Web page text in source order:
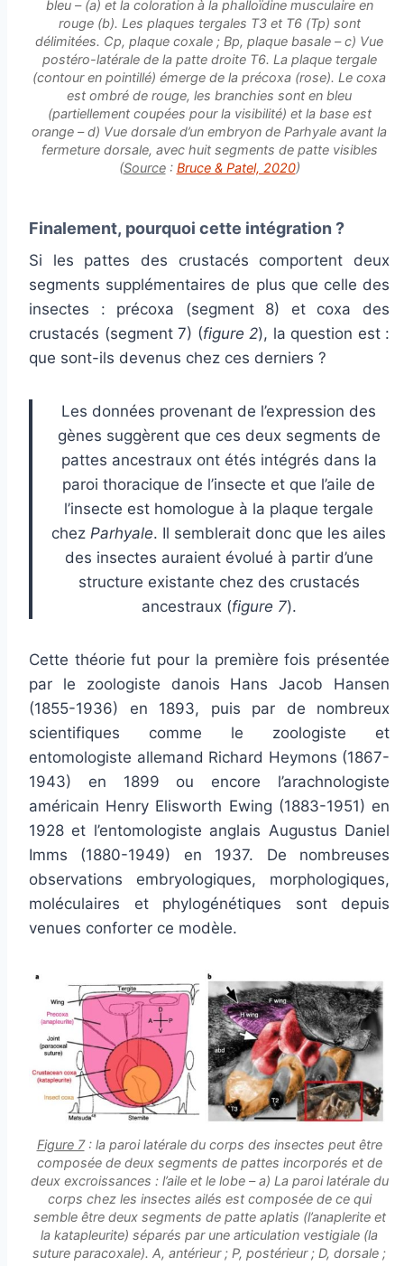
bleu – (a) et la coloration à la phalloïdine musculaire en
rouge (b). Les plaques tergales T3 et T6 (Tp) sont
délimitées. Cp, plaque coxale ; Bp, plaque basale – c) Vue
postéro-latérale de la patte droite T6. La plaque tergale
(contour en pointillé) émerge de la précoxa (rose). Le coxa
est ombré de rouge, les branchies sont en bleu
(partiellement coupées pour la visibilité) et la base est
orange – d) Vue dorsale d’un embryon de Parhyale avant la
fermeture dorsale, avec huit segments de patte visibles
(Source: Bruce & Patel, 2020)
Finalement, pourquoi cette intégration ?
Si les pattes des crustacés comportent deux
segments supplémentaires de plus que celle des
insectes : précoxa (segment 8) et coxa des
crustacés (segment 7) (figure 2), la question est :
que sont-ils devenus chez ces derniers ?
Les données provenant de l’expression des
gènes suggèrent que ces deux segments de
pattes ancestraux ont étés intégrés dans la
paroi thoracique de l’insecte et que l’aile de
l’insecte est homologue à la plaque tergale
chez Parhyale. Il semblerait donc que les ailes
des insectes auraient évolué à partir d’une
structure existante chez des crustacés
ancestraux (figure 7).
Cette théorie fut pour la première fois présentée
par le zoologiste danois Hans Jacob Hansen
(1855-1936) en 1893, puis par de nombreux
scientifiques comme le zoologiste et
entomologiste allemand Richard Heymons (1867-
1943) en 1899 ou encore l’arachnologiste
américain Henry Elisworth Ewing (1883-1951) en
1928 et l’entomologiste anglais Augustus Daniel
Imms (1880-1949) en 1937. De nombreuses
observations embryologiques, morphologiques,
moléculaires et phylogénétiques sont depuis
venues conforter ce modèle.
Figure 7: la paroi latérale du corps des insectes peut être
composée de deux segments de pattes incorporés et de
deux excroissances : l’aile et le lobe – a) La paroi latérale du
corps chez les insectes ailés est composée de ce qui
semble être deux segments de patte aplatis (l’anaplerite et
la katapleurite) séparés par une articulation vestigiale (la
suture paracoxale). A, antérieur ; P, postérieur ; D, dorsale ;